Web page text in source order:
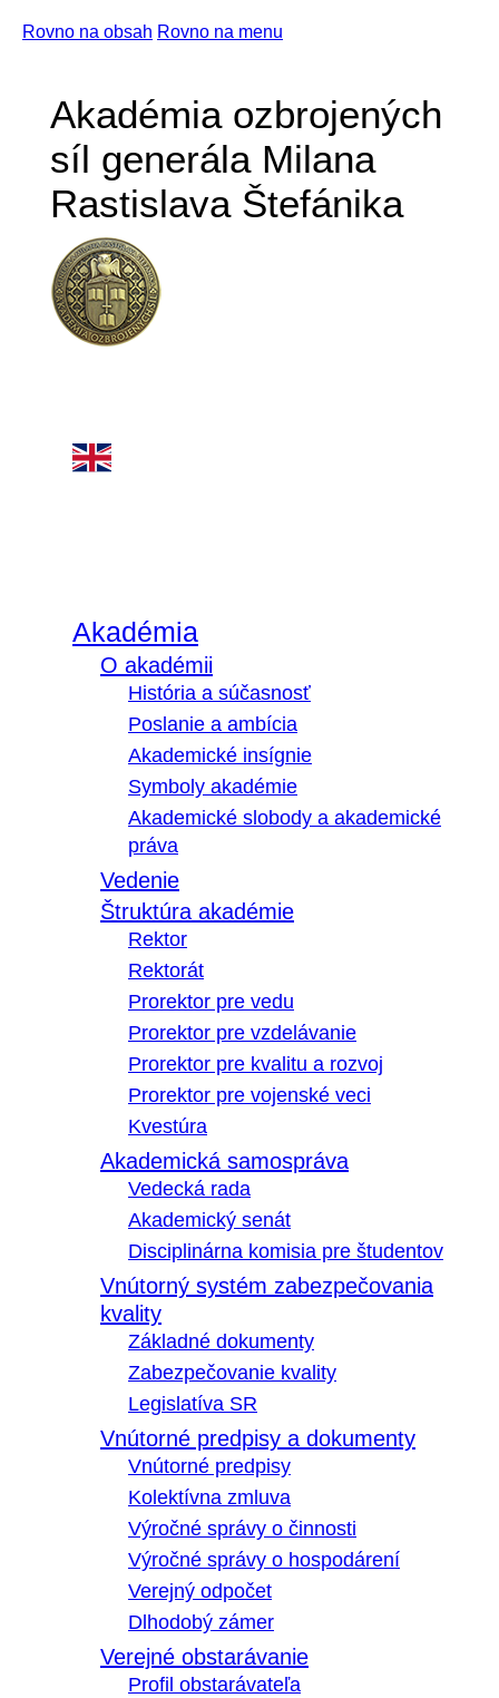
Rovno na obsah Rovno na menu
Akadémia ozbrojených
síl generála Milana
Rastislava Štefánika
Akadémia
O akadémii
História a súčasnosť
Poslanie a ambícia
Akademické insígnie
Symboly akadémie
Akademické slobody a akademické
práva
Vedenie
Štruktúra akadémie
Rektor
Rektorát
Prorektor pre vedu
Prorektor pre vzdelávanie
Prorektor pre kvalitu a rozvoj
Prorektor pre vojenské veci
Kvestúra
Akademická samospráva
Vedecká rada
Akademický senát
Disciplinárna komisia pre študentov
Vnútorný systém zabezpečovania
kvality
Základné dokumenty
Zabezpečovanie kvality
Legislatíva SR
Vnútorné predpisy a dokumenty
Vnútorné predpisy
Kolektívna zmluva
Výročné správy o činnosti
Výročné správy o hospodárení
Verejný odpočet
Dlhodobý zámer
Verejné obstarávanie
Profil obstarávateľa